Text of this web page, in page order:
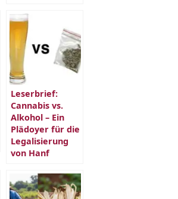
Leserbrief:
Cannabis vs.
Alkohol – Ein
Plädoyer für die
Legalisierung
von Hanf